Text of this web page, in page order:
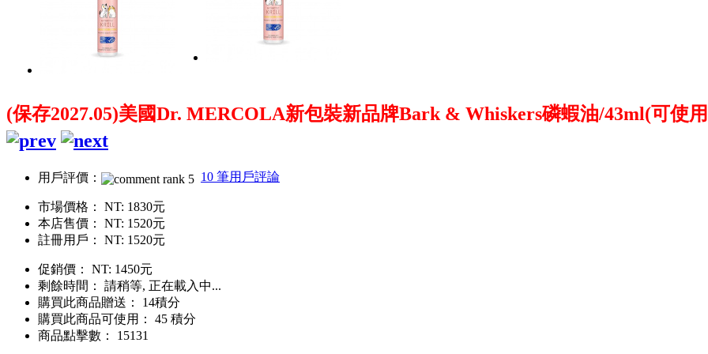
(保存2027.05)美國Dr. MERCOLA新包裝新品牌Bark & Whiskers磷蝦油/43ml(可使
用戶評價： 10 筆用戶評論
市場價格： NT: 1830元
本店售價： NT: 1520元
註冊用戶： NT: 1520元
促銷價： NT: 1450元
剩餘時間： 請稍等, 正在載入中...
購買此商品贈送： 14積分
購買此商品可使用： 45 積分
商品點擊數： 15131